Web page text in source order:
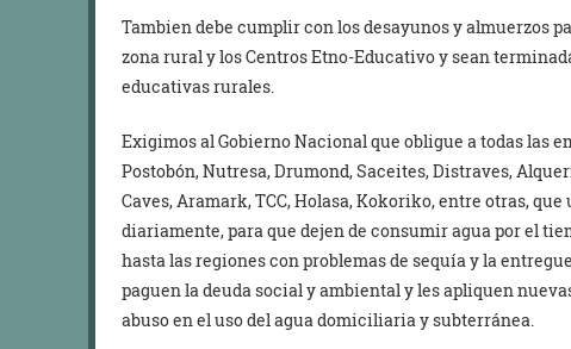
Tambien debe cumplir con los desayunos y almuerzos
zona rural y los Centros Etno-Educativo y sean
educativas rurales.
Exigimos al Gobierno Nacional que obligue a todas las
Postobón, Nutresa, Drumond, Saceites, Distraves,
Caves, Aramark, TCC, Holasa, Kokoriko, entre otras,
diariamente, para que dejen de consumir agua por el
hasta las regiones con problemas de sequía y la
paguen la deuda social y ambiental y les apliquen
abuso en el uso del agua domiciliaria y subterránea.